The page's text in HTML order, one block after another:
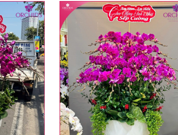
sẽ được phối ghép từ nhiều cây hoa và tạo
hoa lan còn phụ thuộc theo mùa và điều
hoa và cách trang trí.
được thực hiện dựa trên mẫu đã chọn
trang trí chúng tôi sẽ chủ động liên lạc
thay đổi. Trường hợp không đủ thời gian